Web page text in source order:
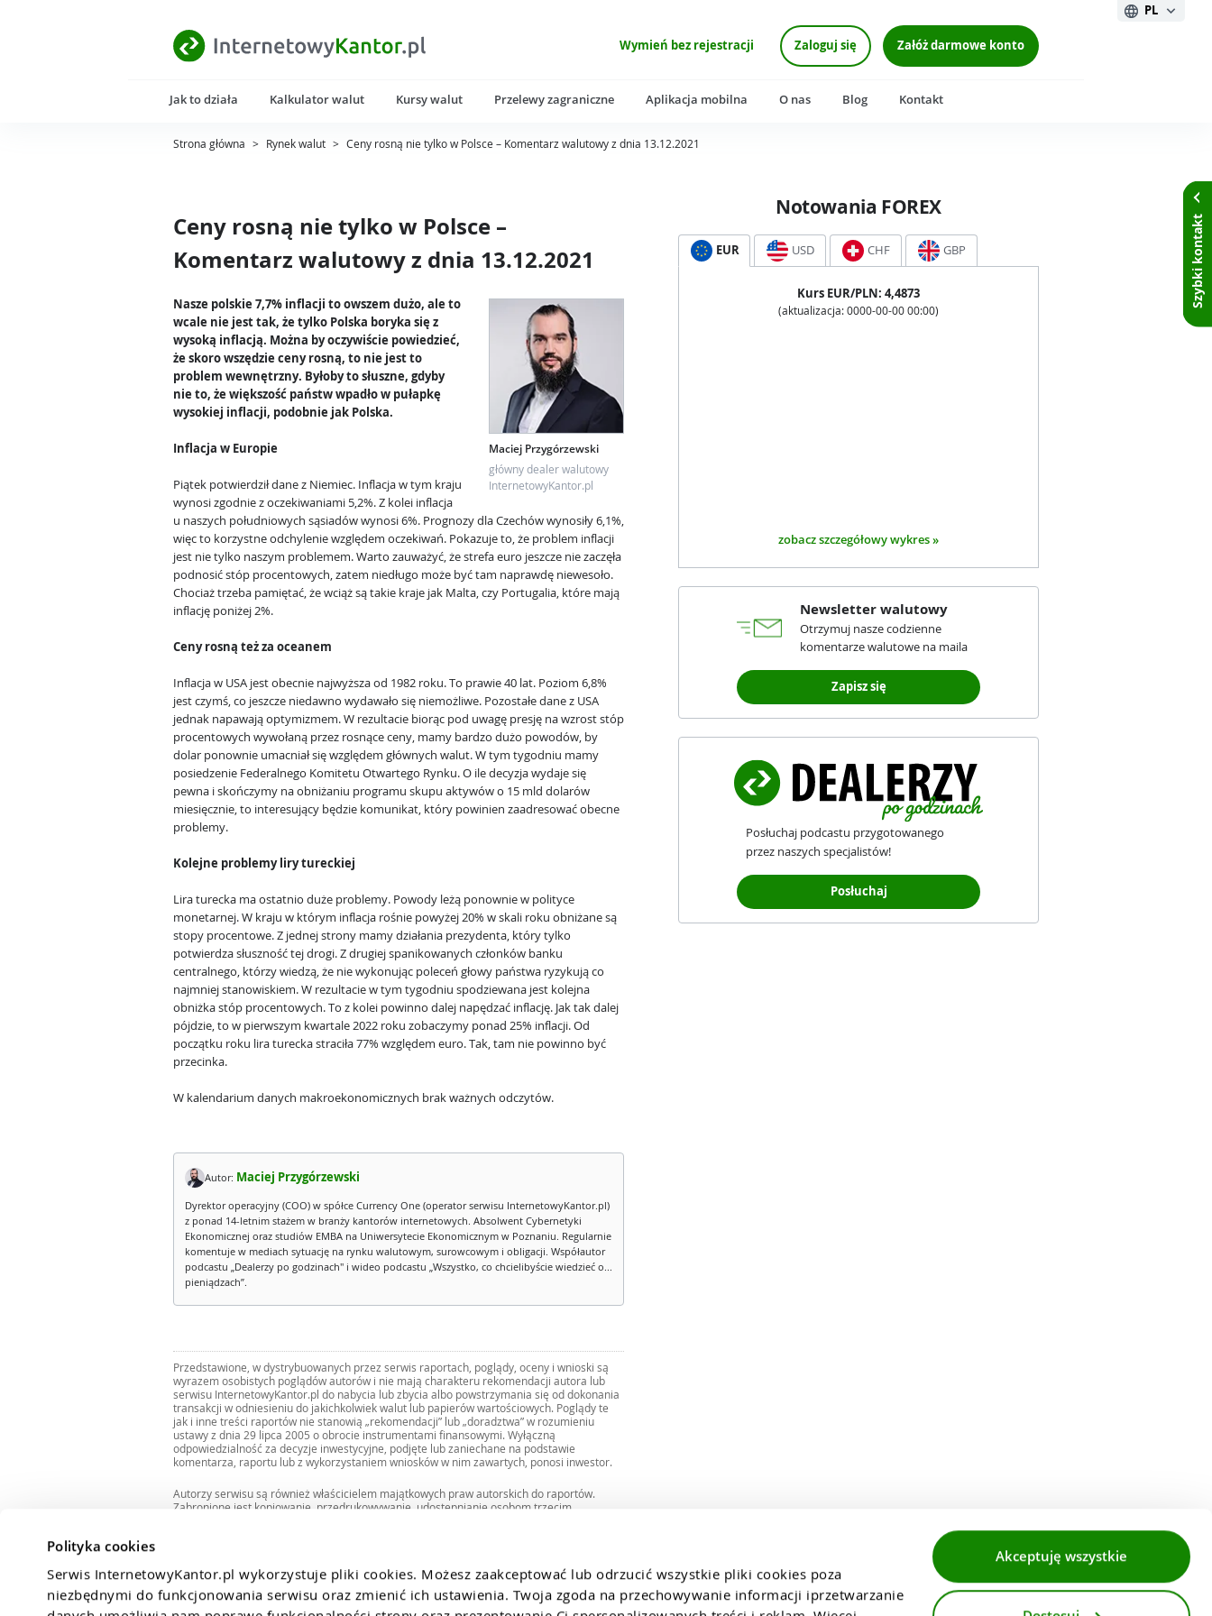
Polityka cookies
Serwis InternetowyKantor.pl wykorzystuje pliki cookies. Możesz zaakceptować lub odrzucić wszystkie pliki cookies poza
niezbędnymi do funkcjonowania serwisu oraz zmienić ich ustawienia. Twoja zgoda na przechowywanie informacji iprzetwarzanie
Akceptuję wszystkie
Wymień bez rejestracji Zaloguj się Załóż darmowe konto
PL
Jak to działa Kalkulator walut Kursy walut Przelewy zagraniczne Aplikacja mobilna O nas Blog Kontakt
Strona główna > Rynek walut > Ceny rosną nie tylko w Polsce – Komentarz walutowy z dnia 13.12.2021
Ceny rosną nie tylko w Polsce –
Komentarz walutowy z dnia 13.12.2021
Maciej Przygórzewski
główny dealer walutowy
InternetowyKantor.pl
Nasze polskie 7,7% inflacji to owszem dużo, ale to
wcale nie jest tak, że tylko Polska boryka się z
wysoką inflacją. Można by oczywiście powiedzieć,
że skoro wszędzie ceny rosną, to nie jest to
problem wewnętrzny. Byłoby to słuszne, gdyby
nie to, że większość państw wpadło w pułapkę
wysokiej inflacji, podobnie jak Polska.
Inflacja w Europie
Piątek potwierdził dane z Niemiec. Inflacja w tym kraju
wynosi zgodnie z oczekiwaniami 5,2%. Z kolei inflacja
u naszych południowych sąsiadów wynosi 6%. Prognozy dla Czechów wynosiły 6,1%,
więc to korzystne odchylenie względem oczekiwań. Pokazuje to, że problem inflacji
jest nie tylko naszym problemem. Warto zauważyć, że strefa euro jeszcze nie zaczęła
podnosić stóp procentowych, zatem niedługo może być tam naprawdę niewesoło.
Chociaż trzeba pamiętać, że wciąż są takie kraje jak Malta, czy Portugalia, które mają
inflację poniżej 2%.
Ceny rosną też za oceanem
Inflacja w USA jest obecnie najwyższa od 1982 roku. To prawie 40 lat. Poziom 6,8%
jest czymś, co jeszcze niedawno wydawało się niemożliwe. Pozostałe dane z USA
jednak napawają optymizmem. W rezultacie biorąc pod uwagę presję na wzrost stóp
procentowych wywołaną przez rosnące ceny, mamy bardzo dużo powodów, by
dolar ponownie umacniał się względem głównych walut. W tym tygodniu mamy
posiedzenie Federalnego Komitetu Otwartego Rynku. O ile decyzja wydaje się
pewna i skończymy na obniżaniu programu skupu aktywów o 15 mld dolarów
miesięcznie, to interesujący będzie komunikat, który powinien zaadresować obecne
problemy.
Kolejne problemy liry tureckiej
Lira turecka ma ostatnio duże problemy. Powody leżą ponownie w polityce
monetarnej. W kraju w którym inflacja rośnie powyżej 20% w skali roku obniżane są
stopy procentowe. Z jednej strony mamy działania prezydenta, który tylko
potwierdza słuszność tej drogi. Z drugiej spanikowanych członków banku
centralnego, którzy wiedzą, że nie wykonując poleceń głowy państwa ryzykują co
najmniej stanowiskiem. W rezultacie w tym tygodniu spodziewana jest kolejna
obniżka stóp procentowych. To z kolei powinno dalej napędzać inflację. Jak tak dalej
pójdzie, to w pierwszym kwartale 2022 roku zobaczymy ponad 25% inflacji. Od
początku roku lira turecka straciła 77% względem euro. Tak, tam nie powinno być
przecinka.
W kalendarium danych makroekonomicznych brak ważnych odczytów.
Autor: Maciej Przygórzewski
Dyrektor operacyjny (COO) w spółce Currency One (operator serwisu InternetowyKantor.pl)
z ponad 14-letnim stażem w branży kantorów internetowych. Absolwent Cybernetyki
Ekonomicznej oraz studiów EMBA na Uniwersytecie Ekonomicznym w Poznaniu. Regularnie
komentuje w mediach sytuację na rynku walutowym, surowcowym i obligacji. Współautor
podcastu „Dealerzy po godzinach" i wideo podcastu „Wszystko, co chcielibyście wiedzieć o...
pieniądzach”.
Przedstawione, w dystrybuowanych przez serwis raportach, poglądy, oceny i wnioski są
wyrazem osobistych poglądów autorów i nie mają charakteru rekomendacji autora lub
serwisu InternetowyKantor.pl do nabycia lub zbycia albo powstrzymania się od dokonania
transakcji w odniesieniu do jakichkolwiek walut lub papierów wartościowych. Poglądy te
jak i inne treści raportów nie stanowią „rekomendacji” lub „doradztwa” w rozumieniu
ustawy z dnia 29 lipca 2005 o obrocie instrumentami finansowymi. Wyłączną
odpowiedzialność za decyzje inwestycyjne, podjęte lub zaniechane na podstawie
komentarza, raportu lub z wykorzystaniem wniosków w nim zawartych, ponosi inwestor.
Autorzy serwisu są również właścicielem majątkowych praw autorskich do raportów.
Zabronione jest kopiowanie, przedrukowywanie, udostępnianie osobom trzecim
Notowania FOREX
EUR USD CHF GBP
Kurs EUR/PLN: 4,4873
(aktualizacja: 0000-00-00 00:00)
zobacz szczegółowy wykres »
Newsletter walutowy
Otrzymuj nasze codzienne
komentarze walutowe na maila
Zapisz się
Posłuchaj podcastu przygotowanego
przez naszych specjalistów!
Posłuchaj
Szybki kontakt